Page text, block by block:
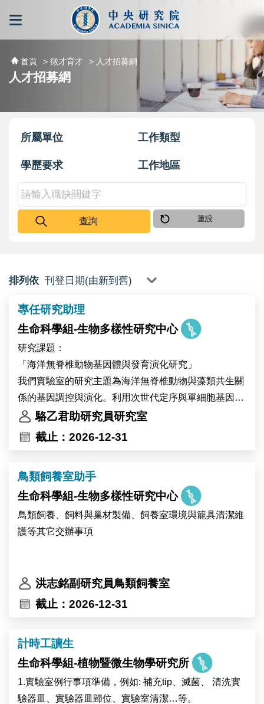
跳到主要內容區塊
首頁 > 徵才育才 > 人才招募網
人才招募網
所屬單位 工作類型
學歷要求 工作地區
查詢 重設
排列依
專任研究助理
生命科學組-生物多樣性研究中心
研究課題：
「海洋無脊椎動物基因體與發育演化研究」
我們實驗室的研究主題為海洋無脊椎動物與藻類共生關
係的基因調控與演化。利用次世代定序與單細胞基因體
技術，我們建立珊瑚與無腔蟲作為共生的模式系統並與
其他共生生物做演化發育生物學的比較研究，藉此探索
工作內容：
(1) 海洋無脊椎動物與藻類的採集和培養
(2) 分子生物學與生物化學操作
(5) 實驗室管理與其他交辦事項
駱乙君助研究員研究室
截止：2026-12-31
鳥類飼養室助手
生命科學組-生物多樣性研究中心
鳥類飼養、飼料與巢材製備、飼養室環境與籠具清潔維
護等其它交辦事項
洪志銘副研究員鳥類飼養室
截止：2026-12-31
計時工讀生
生命科學組-植物暨微生物學研究所
1.實驗室例行事項準備，例如: 補充tip、滅菌、 清洗實
驗器皿、實驗器皿歸位、實驗室清潔…等。